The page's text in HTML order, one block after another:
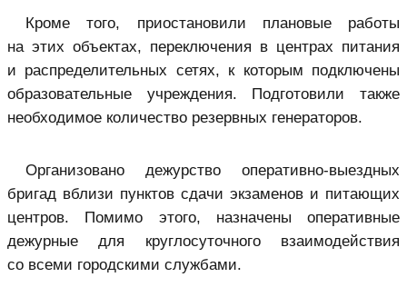
Кроме того, приостановили плановые работы
на этих объектах, переключения в центрах питания
и распределительных сетях, к которым подключены
образовательные учреждения. Подготовили также
необходимое количество резервных генераторов.
Организовано дежурство оперативно-выездных
бригад вблизи пунктов сдачи экзаменов и питающих
центров. Помимо этого, назначены оперативные
дежурные для круглосуточного взаимодействия
со всеми городскими службами.